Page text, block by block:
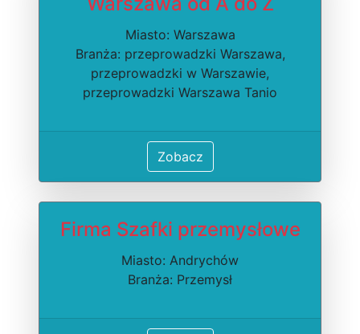
Miasto: Warszawa
Branża: przeprowadzki Warszawa,
przeprowadzki w Warszawie,
przeprowadzki Warszawa Tanio
Zobacz
Firma Szafki przemysłowe
Miasto: Andrychów
Branża: Przemysł